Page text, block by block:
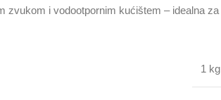
zvukom i vodootpornim kućištem – idealna za
1 kg